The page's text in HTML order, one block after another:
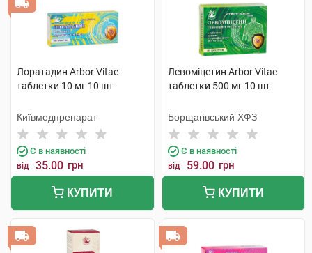
Лоратадин Arbor Vitae
таблетки 10 мг 10 шт
Київмедпрепарат
Є в наявності
від 35.00 грн
КУПИТИ
Левоміцетин Arbor Vitae
таблетки 500 мг 10 шт
Борщагівський ХФЗ
Є в наявності
від 59.00 грн
КУПИТИ